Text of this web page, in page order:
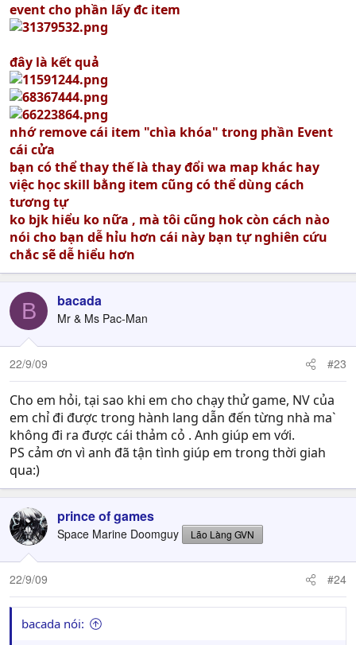
event cho phần lấy đc item
đây là kết quả
nhớ remove cái item "chìa khóa" trong phần Event
cái cửa
bạn có thể thay thế là thay đổi wa map khác hay
việc học skill bằng item cũng có thể dùng cách
tương tự
ko bjk hiểu ko nữa , mà tôi cũng hok còn cách nào
nói cho bạn dễ hỉu hơn cái này bạn tự nghiên cứu
chắc sẽ dễ hiểu hơn
B bacada
Mr & Ms Pac-Man
22/9/09 #23
Cho em hỏi, tại sao khi em cho chạy thử game, NV của
em chỉ đi được trong hành lang dẫn đến từng nhà ma`
không đi ra được cái thảm cỏ . Anh giúp em với.
PS cảm ơn vì anh đã tận tình giúp em trong thời giah
qua:)
prince of games
Space Marine Doomguy Lão Làng GVN
22/9/09 #24
bacada nói: